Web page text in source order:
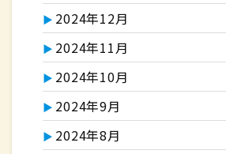
2024年12月
2024年11月
2024年10月
2024年9月
2024年8月